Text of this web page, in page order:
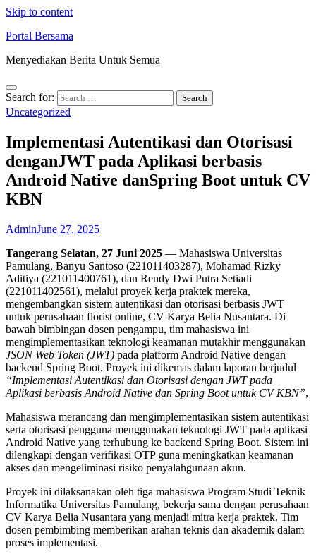
Skip to content
Portal Bersama
Menyediakan Berita Untuk Semua
Search for:
Uncategorized
Implementasi Autentikasi dan Otorisasi
denganJWT pada Aplikasi berbasis
Android Native danSpring Boot untuk CV
KBN
AdminJune 27, 2025
Tangerang Selatan, 27 Juni 2025 — Mahasiswa Universitas
Pamulang, Banyu Santoso (221011403287), Mohamad Rizky
Aditiya (221011400761), dan Rendy Dwi Putra Setiadi
(221011402561), melalui proyek kerja praktek mereka,
mengembangkan sistem autentikasi dan otorisasi berbasis JWT
untuk perusahaan florist online, CV Karya Belia Nusantara. Di
bawah bimbingan dosen pengampu, tim mahasiswa ini
mengimplementasikan teknologi keamanan mutakhir menggunakan
JSON Web Token (JWT) pada platform Android Native dengan
backend Spring Boot. Proyek ini dikemas dalam laporan berjudul
“Implementasi Autentikasi dan Otorisasi dengan JWT pada
Aplikasi berbasis Android Native dan Spring Boot untuk CV KBN”,
Mahasiswa merancang dan mengimplementasikan sistem autentikasi
serta otorisasi pengguna menggunakan teknologi JWT pada aplikasi
Android Native yang terhubung ke backend Spring Boot. Sistem ini
dilengkapi dengan verifikasi OTP guna meningkatkan keamanan
akses dan mengeliminasi risiko penyalahgunaan akun.
Proyek ini dilaksanakan oleh tiga mahasiswa Program Studi Teknik
Informatika Universitas Pamulang, bekerja sama dengan perusahaan
CV Karya Belia Nusantara yang menjadi mitra kerja praktek. Tim
dosen pembimbing memberikan arahan teknis dan akademik dalam
proses implementasi.